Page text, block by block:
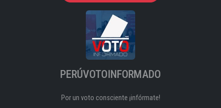
PERÚVOTOINFORMADO
Por un voto consciente ¡infórmate!